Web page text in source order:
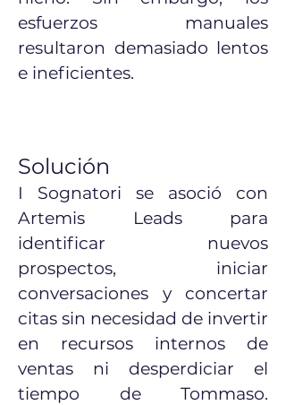
esfuerzos manuales
resultaron demasiado lentos
e ineficientes.​
Solución
I Sognatori se asoció con
Artemis Leads para
identificar nuevos
prospectos, iniciar
conversaciones y concertar
citas sin necesidad de invertir
en recursos internos de
ventas ni desperdiciar el
tiempo de Tommaso.